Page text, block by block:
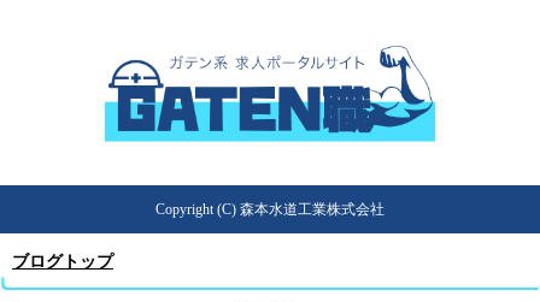
Copyright (C) 森本水道工業株式会社
ブログトップ